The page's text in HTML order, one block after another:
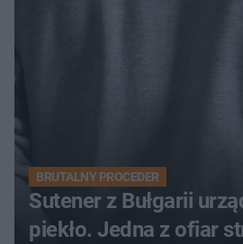
BRUTALNY PROCEDER
Sutener z Bułgarii
piekło. Jedna z ofiar